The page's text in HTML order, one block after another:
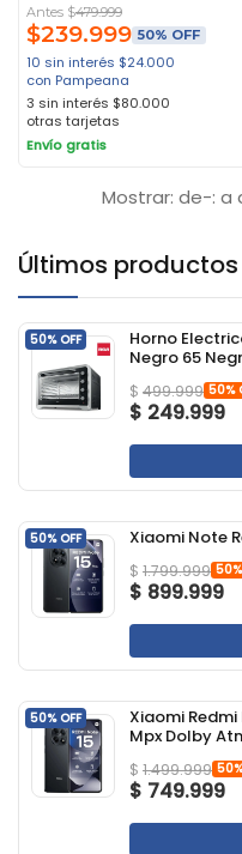
Últimos productos
50% OFF
Horno
Negro 65
$ 499.999 50%
$ 249.999
50% OFF Xiaomi Note
$ 1.799.999
$ 899.999
50% OFF
Xiaomi
Mpx Dolby
$ 1.499.999
$ 749.999
Antes $479.999
$239.999 50% OFF
10 sin interés $24.000
con Pampeana
3 sin interés $80.000
otras tarjetas
Envío gratis
Mostrar: de-: a